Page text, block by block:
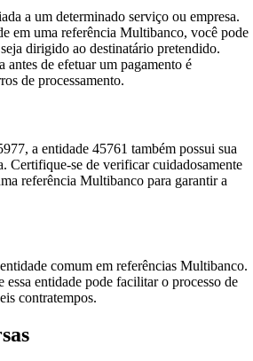
a um determinado serviço ou empresa.
em uma referência Multibanco, você pode
dirigido ao destinatário pretendido.
antes de efetuar um pagamento é
de processamento.
a entidade 45761 também possui sua
Certifique-se de verificar cuidadosamente
referência Multibanco para garantir a
comum em referências Multibanco.
essa entidade pode facilitar o processo de
contratempos.